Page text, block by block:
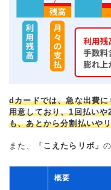
dカードでは、急な出費
用意しており、1回払い
も、あとから分割払いや
また、 「こえたらリボ」
概要